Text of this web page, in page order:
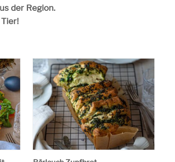
der Region.